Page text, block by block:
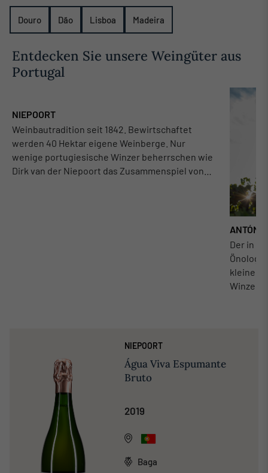
Douro Dão Lisboa Madeira
Entdecken Sie unsere Weingüter aus
Portugal
NIEPOORT
Weinbautradition seit 1842. Bewirtschaftet
werden 40 Hektar eigene Weinberge. Nur
wenige portugiesische Winzer beherrschen wie
Dirk van der Niepoort das Zusammenspiel von
Der in
kleinen
Winzern
NIEPOORT
Água Viva Espumante
Bruto
2019
Baga